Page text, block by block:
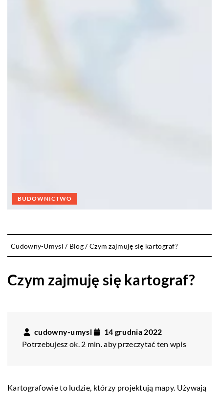
BUDOWNICTWO
Cudowny-Umysl / Blog/Czym zajmuję się kartograf?
Czym zajmuję się kartograf?
cudowny-umysl
14 grudnia 2022
Potrzebujesz ok. 2 min. aby przeczytać ten wpis
Kartografowie to ludzie, którzy projektują mapy. Używają